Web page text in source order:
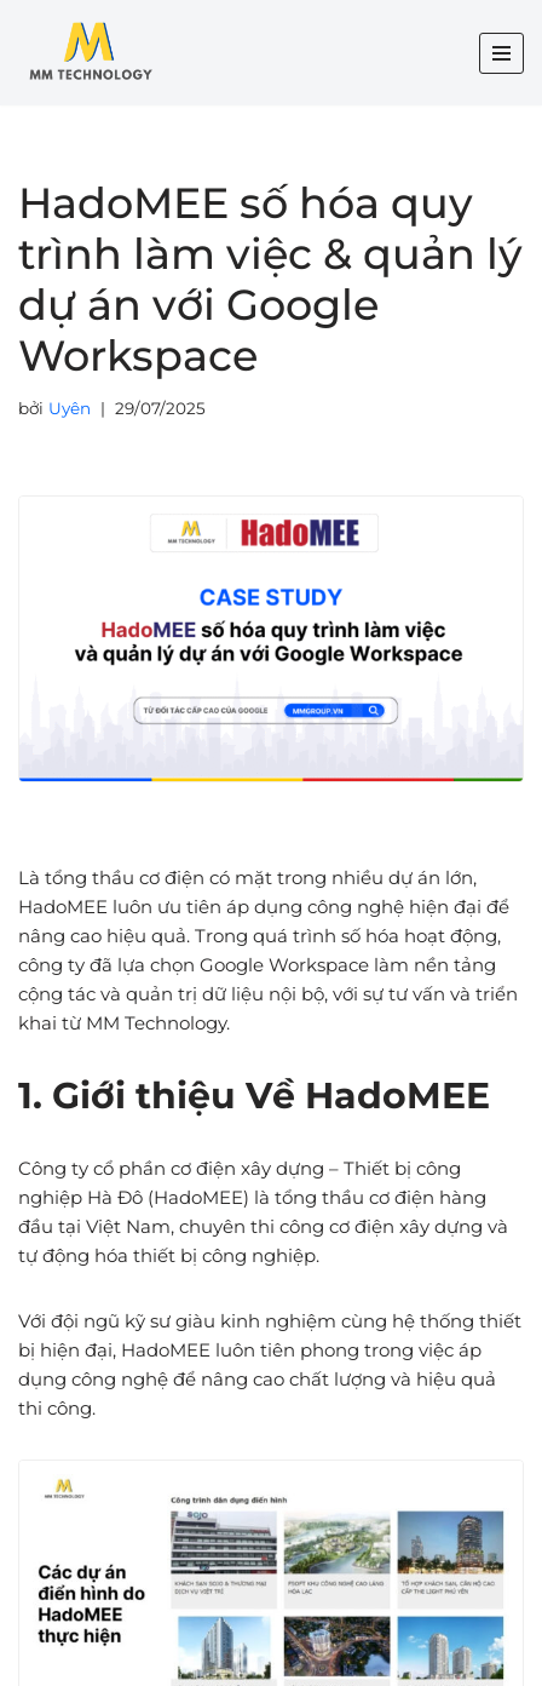
Chuyển
HadoMEE số hóa quy
trình làm việc & quản lý
dự án với Google
Workspace
bởi Uyên 29/07/2025
Là tổng thầu cơ điện có mặt trong nhiều dự án lớn,
HadoMEE luôn ưu tiên áp dụng công nghệ hiện đại để
nâng cao hiệu quả. Trong quá trình số hóa hoạt động,
công ty đã lựa chọn Google Workspace làm nền tảng
cộng tác và quản trị dữ liệu nội bộ, với sự tư vấn và triển
khai từ MM Technology.
1. Giới thiệu Về HadoMEE
Công ty cổ phần cơ điện xây dựng – Thiết bị công
nghiệp Hà Đô (HadoMEE) là tổng thầu cơ điện hàng
đầu tại Việt Nam, chuyên thi công cơ điện xây dựng và
tự động hóa thiết bị công nghiệp.
Với đội ngũ kỹ sư giàu kinh nghiệm cùng hệ thống thiết
bị hiện đại, HadoMEE luôn tiên phong trong việc áp
dụng công nghệ để nâng cao chất lượng và hiệu quả
thi công.